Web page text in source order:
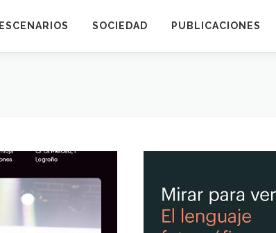
ESCENARIOS SOCIEDAD PUBLICACIONES